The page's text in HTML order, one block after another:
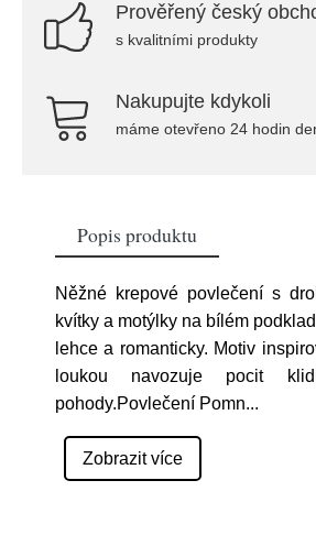
Prověřený český
s kvalitními produkty
Nakupujte kdykoli
máme otevřeno 24 hodin
Popis produktu
Něžné krepové povlečení s
kvítky a motýlky na bílém
lehce a romanticky. Motiv
loukou navozuje pocit
pohody.Povlečení Pomn...
Zobrazit více